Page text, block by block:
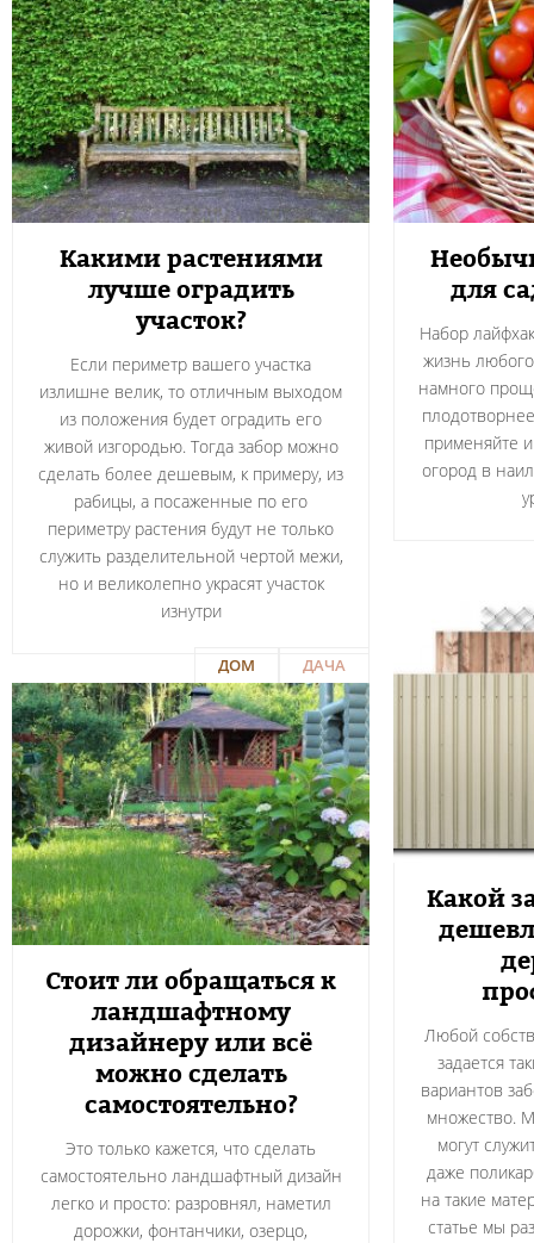
Какими растениями
лучше оградить
участок?
Если периметр вашего участка
излишне велик, то отличным выходом
из положения будет оградить его
живой изгородью. Тогда забор можно
сделать более дешевым, к примеру, из
рабицы, а посаженные по его
периметру растения будут не только
служить разделительной чертой межи,
но и великолепно украсят участок
изнутри
для
Набор
жизнь
намного
применяйте
огород в
Какой
Любой
задается
вариантов
множество.
могут
даже
на такие
статье мы
ДАЧА
ДОМ
Стоит ли обращаться к
ландшафтному
дизайнеру или всё
можно сделать
самостоятельно?
Это только кажется, что сделать
самостоятельно ландшафтный дизайн
легко и просто: разровнял, наметил
дорожки, фонтанчики, озерцо,